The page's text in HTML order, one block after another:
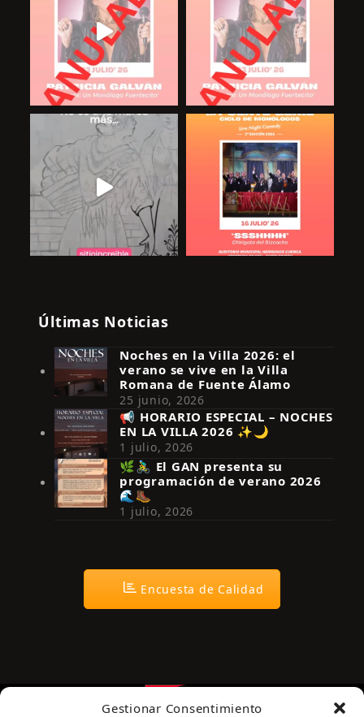
Gestionar Consentimiento
Síguenos en Instagram
Últimas Noticias
Noches en la Villa 2026: el
verano se vive en la Villa
Romana de Fuente Álamo
25 junio, 2026
📢 HORARIO ESPECIAL – NOCHES
EN LA VILLA 2026 ✨🌙
1 julio, 2026
🌿🚴‍♂️ El GAN presenta su
programación de verano 2026
🌊🥾
1 julio, 2026
Encuesta de Calidad